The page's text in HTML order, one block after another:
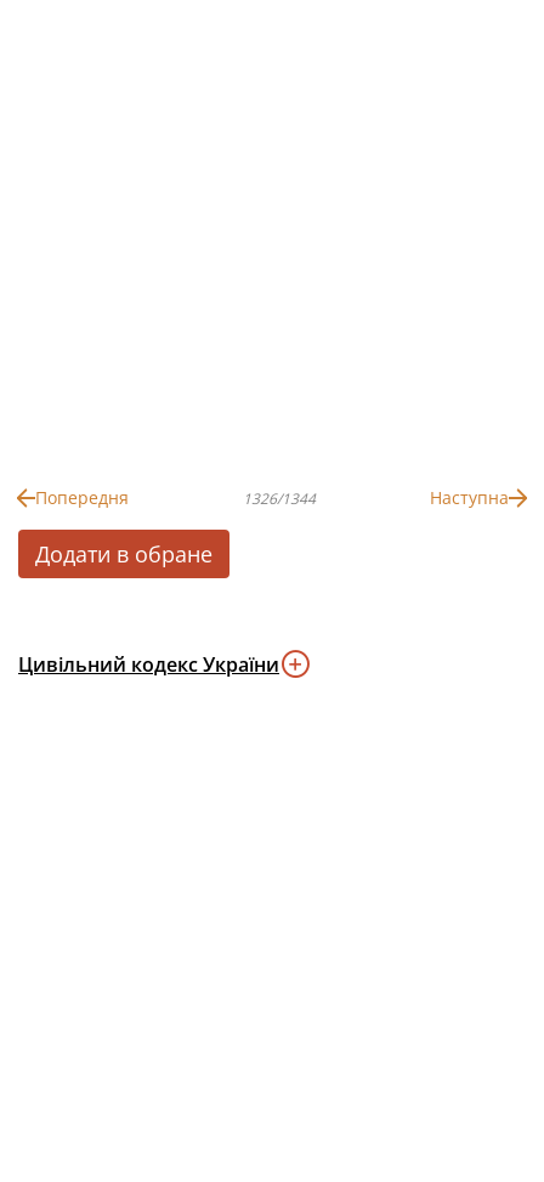
Попередня 1326/1344 Наступна
Додати в обране
Цивільний кодекс України